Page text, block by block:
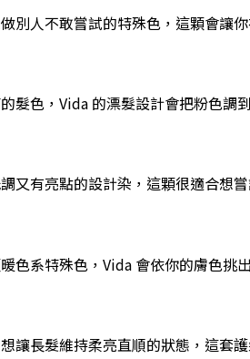
人不敢嘗試的特殊色，這顆會讓
色，Vida 的漂髮設計會把粉色調
又有亮點的設計染，這顆很適合想
色系特殊色，Vida 會依你的膚色挑
長髮維持柔亮直順的狀態，這套